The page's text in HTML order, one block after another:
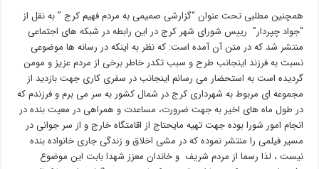
همچنین مطلبی تحت عنوان “گزارشی صمیمی به مردم فهیم کرج ” به نقل از
“جواد چپردار” رییس شورای شهر کرج در این رابطه در شبکه های اجتماعی
منتشر شد که در متن آن آمده است: که نظر به اینکه در رسانه ها موضوعی
نسبت به فرزند اینجانب طرح و سبب تکدر خاطر برخی از مردم عزیز و مومن
گردیده است به استحضار می رسانم اینجانب در سفری کاری جهت بازدید از
مجموعه ای مربوط به شهرداری کرج در شمال کشور به سر می برم و فرزندم که
در طول ماه های اخیر به جهت ضرورت، مساعدت و همراهی در معیت بنده در
انجام امور شورا بوده جهت تهیه مایحتاج از اقامتگاه خارج و از سر جوانی در
مسیر فیلمی را منتشر نموده که در مشی اخلاق و زندگی جاری خانواده بنده
نیست ، لذا رسما از مردم شریف و خاندان معزز شهدا بابت این موضوع